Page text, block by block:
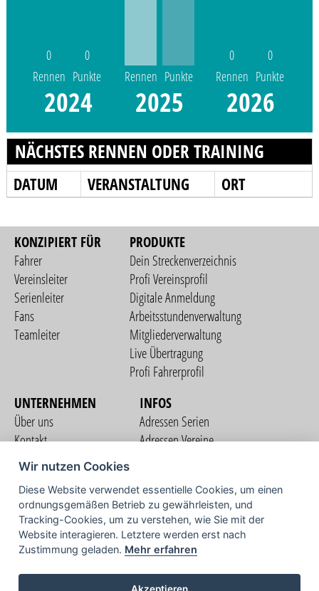
0
Rennen
0
Punkte
2024
Rennen Punkte
2025
0
Rennen
0
Punkte
2026
NÄCHSTES RENNEN ODER TRAINING
DATUM VERANSTALTUNG ORT
KONZIPIERT FÜR
Fahrer
Vereinsleiter
Serienleiter
Fans
Teamleiter
PRODUKTE
Dein Streckenverzeichnis
Profi Vereinsprofil
Digitale Anmeldung
Arbeitsstundenverwaltung
Mitgliederverwaltung
Live Übertragung
Profi Fahrerprofil
UNTERNEHMEN
Über uns
Kontakt
Nutzungsbedingungen
Datenschutzerklärung
Impressum
INFOS
Adressen Serien
Adressen Vereine
COMMUNITY
TV
Wir nutzen Cookies
Diese Website verwendet essentielle Cookies, um einen
ordnungsgemäßen Betrieb zu gewährleisten, und
Tracking-Cookies, um zu verstehen, wie Sie mit der
Website interagieren. Letztere werden erst nach
Zustimmung geladen. Mehr erfahren